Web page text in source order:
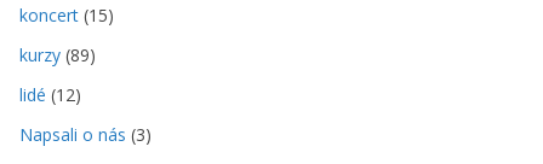
koncert (15)
kurzy (89)
lidé (12)
Napsali o nás (3)